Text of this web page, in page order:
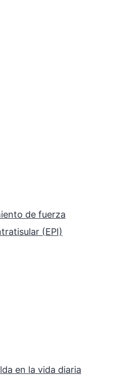
de fuerza
(EPI)
en la vida diaria